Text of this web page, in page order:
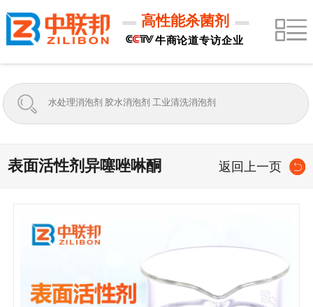
高性能杀菌剂
牛商论道专访企业
表面活性剂异噻唑啉酮 返回上一页